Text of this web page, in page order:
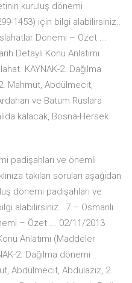
kuruluş dönemi
1453) için bilgi alabilirsiniz..
Dönemi – Özet ...
Detaylı Konu Anlatımı
KAYNAK-2. Dağılma
Mahmut, Abdülmecit,
ve Batum Ruslara
kalacak, Bosna-Hersek
padişahları ve önemli
takılan soruları aşağıdan
dönemi padişahları ve
alabilirsiniz.. 7 – Osmanlı
– Özet ... 02/11/2013
Anlatımı (Maddeler
2. Dağılma dönemi
Abdülmecit, Abdülaziz, 2.